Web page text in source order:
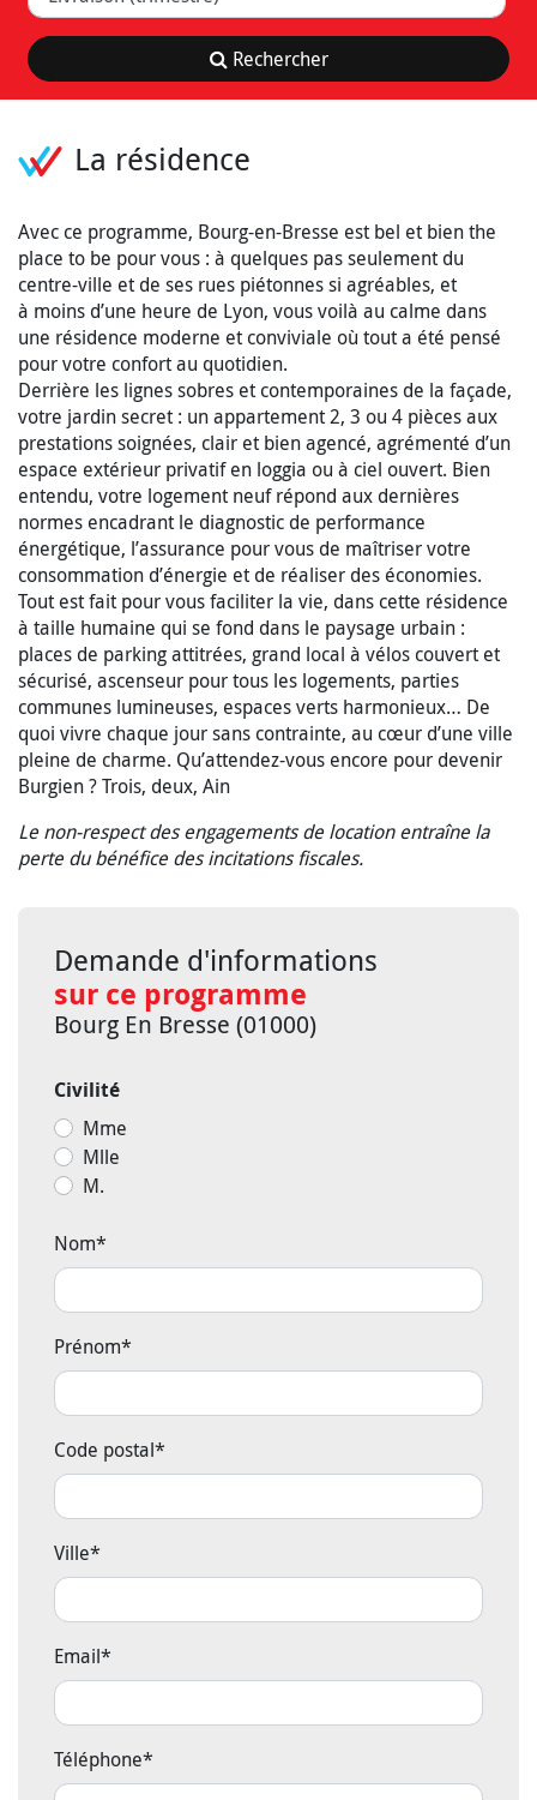
Rechercher
La résidence
Avec ce programme, Bourg-en-Bresse est bel et bien the
place to be pour vous : à quelques pas seulement du
centre-ville et de ses rues piétonnes si agréables, et
à moins d’une heure de Lyon, vous voilà au calme dans
une résidence moderne et conviviale où tout a été pensé
pour votre confort au quotidien.
Derrière les lignes sobres et contemporaines de la façade,
votre jardin secret : un appartement 2, 3 ou 4 pièces aux
prestations soignées, clair et bien agencé, agrémenté d’un
espace extérieur privatif en loggia ou à ciel ouvert. Bien
entendu, votre logement neuf répond aux dernières
normes encadrant le diagnostic de performance
énergétique, l’assurance pour vous de maîtriser votre
consommation d’énergie et de réaliser des économies.
Tout est fait pour vous faciliter la vie, dans cette résidence
à taille humaine qui se fond dans le paysage urbain :
places de parking attitrées, grand local à vélos couvert et
sécurisé, ascenseur pour tous les logements, parties
communes lumineuses, espaces verts harmonieux… De
quoi vivre chaque jour sans contrainte, au cœur d’une ville
pleine de charme. Qu’attendez-vous encore pour devenir
Burgien ? Trois, deux, Ain
Le non-respect des engagements de location entraîne la
perte du bénéfice des incitations fiscales.
Demande d'informations
sur ce programme
Bourg En Bresse (01000)
Civilité
Mme
Mlle
M.
Nom*
Prénom*
Code postal*
Ville*
Email*
Téléphone*